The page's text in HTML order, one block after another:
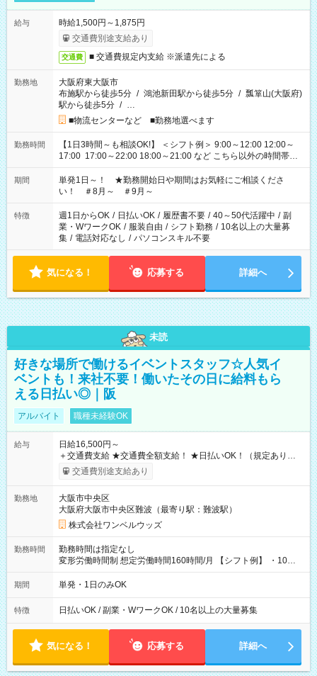
給与
時給1,500円～1,875円
交通費別途支給あり
交通費 ■ 交通費規定内支給 ※派遣先による
勤務地
大阪府東大阪市
布施駅から徒歩5分 / 鴻池新田駅から徒歩5分 / 瓢箪山(大阪府)
駅から徒歩5分 / …
■物流センターなど ■勤務地選べます
勤務時間
【1日3時間～も相談OK!】 ＜シフト例＞ 9:00～12:00 12:00～
17:00 17:00～22:00 18:00～21:00 など こちら以外の時間帯も
お気軽にご相談ください！
期間
単発1日～！ ★勤務開始日や期間はお気軽にご相談くださ
い！ ＃8月～ ＃9月～
特徴 週1日からOK / 日払いOK / 履歴書不要 / 40～50代活躍中 / 副
業・WワークOK / 服装自由 / シフト勤務 / 10名以上の大量募
集 / 電話対応なし / パソコンスキル不要
気になる！ 応募する 詳細へ
未読
好きな場所で働けるイベントスタッフ☆人気イ
ベントも！来社不要！働いたその日に給料もら
える日払い◎｜阪
アルバイト 職種未経験OK
給与
日給16,500円～
＋交通費支給 ★交通費全額支給！ ★日払いOK！（規定あり） ┗
働いたその日に現金GET♪ お仕事後はコンビニATMから 日払
交通費別途支給あり
勤務地
大阪市中央区
大阪府大阪市中央区難波（最寄り駅：難波駅）
株式会社ワンベルウッズ
勤務時間
勤務時間は指定なし
変形労働時間制 想定労働時間160時間/月 【シフト例】 ・10：
00～20：00
期間 単発・1日のみOK
特徴 日払いOK / 副業・WワークOK / 10名以上の大量募集
気になる！ 応募する 詳細へ